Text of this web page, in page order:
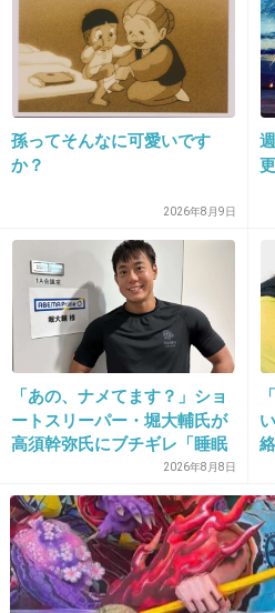
まー中二病がキツイ深瀬
かなー？
+887
手越、超肉食系！
出典：blogs.c.yimg.jp
19. 匿名2014/10/10(金) 10:16:50
これが本当ならサオリは
うw
+1020
孫ってそんなに可愛いです
か？
2026年8月9日
「あの、ナメてます？」ショ
ートスリーパー・堀大輔氏が
高須幹弥氏にブチギレ「睡眠
不足の人＝キレやすい」SNS
で物議
2026年8月8日